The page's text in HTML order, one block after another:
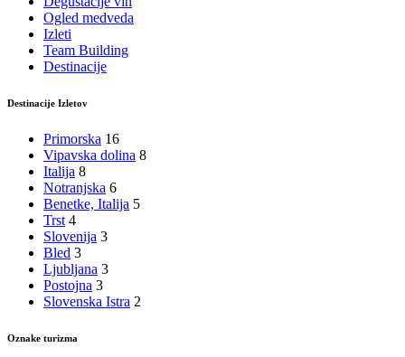
Ogled medveda
Izleti
Team Building
Destinacije
Destinacije Izletov
Primorska 16
Vipavska dolina 8
Italija 8
Notranjska 6
Benetke, Italija 5
Trst 4
Slovenija 3
Bled 3
Ljubljana 3
Postojna 3
Slovenska Istra 2
Oznake turizma